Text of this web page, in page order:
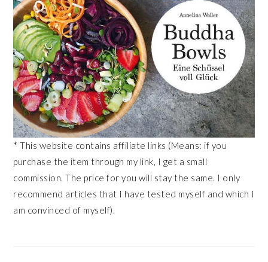
* This website contains affiliate links (Means: if you
purchase the item through my link, I get a small
commission. The price for you will stay the same. I only
recommend articles that I have tested myself and which I
am convinced of myself).